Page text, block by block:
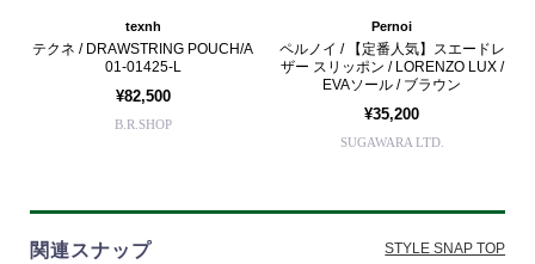
texnh
テクネ / DRAWSTRING POUCH/A
01-01425-L
¥82,500
B.R.SHOP
Pernoi
ペルノイ / 【定番人気】スエードレ
ザー スリッポン / LORENZO LUX /
EVAソール / ブラウン
¥35,200
SUGAWARA LTD.
関連スナップ STYLE SNAP TOP